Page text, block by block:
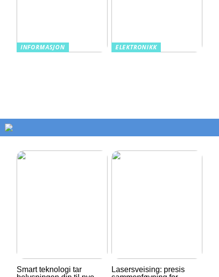
INFORMASJON
ELEKTRONIKK
Smart teknologi tar
Lasersveising: presis